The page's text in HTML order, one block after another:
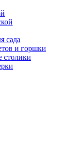
сада
и горшки
столики